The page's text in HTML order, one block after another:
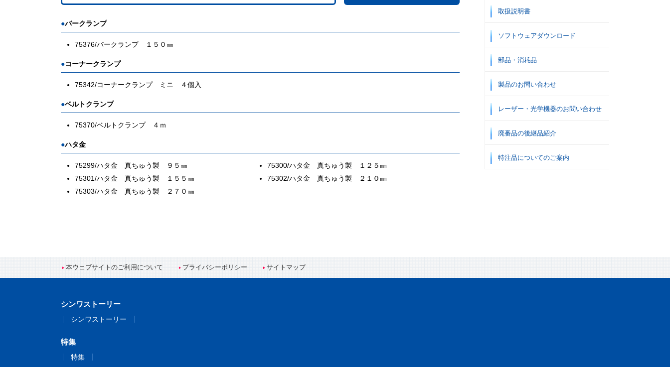
レーザー・
光学測定
測量
基準出しツール
丸ノコガイド定規 クランプ 下地探し
吸着ツール
バークランプ
75376/バークランプ １５０㎜
コーナークランプ
75342/コーナークランプ ミニ ４個入
ベルトクランプ
75370/ベルトクランプ ４ｍ
ハタ金
75299/ハタ金 真ちゅう製 ９５㎜
75300/ハタ金 真ちゅう製 １２５㎜
75301/ハタ金 真ちゅう製 １５５㎜
75302/ハタ金 真ちゅう製 ２１０㎜
75303/ハタ金 真ちゅう製 ２７０㎜
取扱説明書
ソフトウェアダウンロード
部品・消耗品
製品のお問い合わせ
レーザー・光学機器のお問い合わせ
廃番品の後継品紹介
特注品についてのご案内
本ウェブサイトのご利用について プライバシーポリシー サイトマップ
シンワストーリー
シンワストーリー
特集
特集